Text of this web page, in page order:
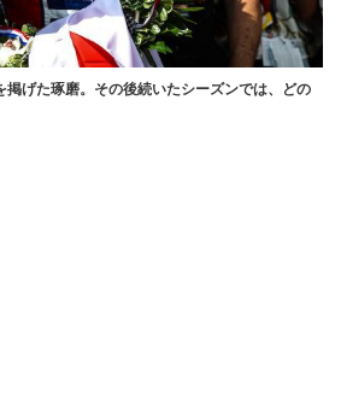
掲げた琢磨。その後続いたシーズンでは、どの